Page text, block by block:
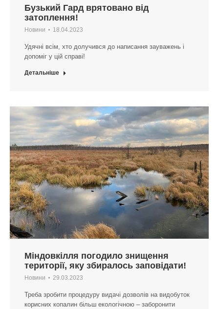
Бузький Гард врятовано від
затоплення!
Новини 18.04.2023
Удячні всім, хто долучився до написання зауважень і
допоміг у цій справі!
Детальніше
Міндовкілля погодило знищення
території, яку збиралось заповідати!
Новини 29.03.2023
Треба зробити процедуру видачі дозволів на видобуток
корисних копалин більш екологічною – заборонити